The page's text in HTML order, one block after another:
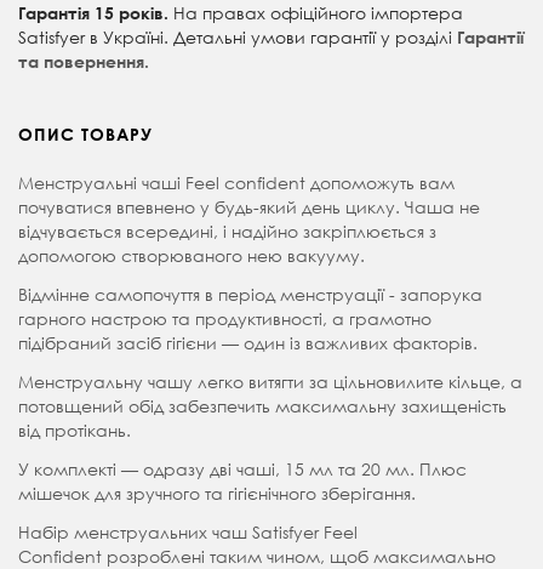
Гарантія 15 років. На правах офіційного імпортера
Satisfyer в Україні. Детальні умови гарантії у розділі Гарантії
та повернення.
ОПИС ТОВАРУ
Менструальні чаші Feel confident допоможуть вам
почуватися впевнено у будь-який день циклу. Чаша не
відчувається всередині, і надійно закріплюється з
допомогою створюваного нею вакууму.
Відмінне самопочуття в період менструації - запорука
гарного настрою та продуктивності, а грамотно
підібраний засіб гігієни — один із важливих факторів.
Менструальну чашу легко витягти за цільновилите кільце, а
потовщений обід забезпечить максимальну захищеність
від протікань.
У комплекті — одразу дві чаші, 15 мл та 20 мл. Плюс
мішечок для зручного та гігієнічного зберігання.
Набір менструальних чаш Satisfyer Feel
Confident розроблені таким чином, щоб максимально